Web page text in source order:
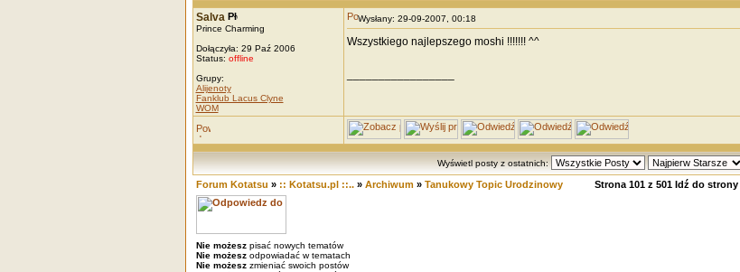
Salva
Prince Charming
Dołączyła: 29 Paź 2006
Status: offline
Grupy:
Alijenoty
Fanklub Lacus Clyne
WOM
Wysłany: 29-09-2007, 00:18
Wszystkiego najlepszego moshi !!!!!!! ^^
Wyświetl posty z ostatnich:
Forum Kotatsu » :: Kotatsu.pl ::..» Archiwum» Tanukowy Topic Urodzinowy Strona 101z 501Idź do strony
Nie możeszpisać nowych tematów
Nie możeszodpowiadać w tematach
Nie możeszzmieniać swoich postów